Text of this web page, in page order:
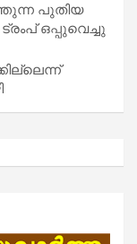
പുതിയ
ഒപ്പുവെച്ചു